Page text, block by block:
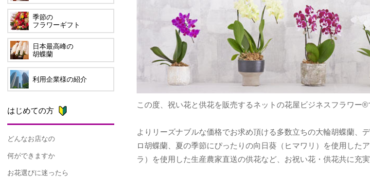
この度、祝い花と供花を販売するネットの花屋ビジネスフラワー®
よりリーズナブルな価格でお求め頂ける多数立ちの大輪胡蝶蘭、
ロ胡蝶蘭、夏の季節にぴったりの向日葵（ヒマワリ）を使用した
ラ）を使用した生産農家直送の供花など、お祝い花・供花共に充
季節の
フラワーギフト
日本最高峰の
胡蝶蘭
利用企業様の紹介
はじめての方
どんなお店なの
何ができますか
お花選びに迷ったら